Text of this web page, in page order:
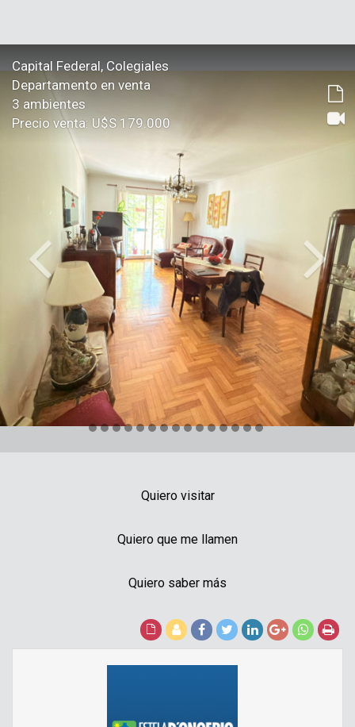
Capital Federal, Colegiales
Departamento en venta
3 ambientes
Precio venta: U$S 179.000
Quiero visitar
Quiero que me llamen
Quiero saber más